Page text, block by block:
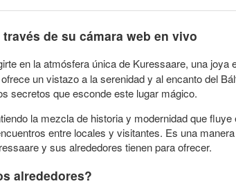
de su cámara web en vivo
en la atmósfera única de Kuressaare, una
un vistazo a la serenidad y al encanto del
secretos que esconde este lugar mágico.
la mezcla de historia y modernidad que
entre locales y visitantes. Es una
y sus alrededores tienen para ofrecer.
alrededores?